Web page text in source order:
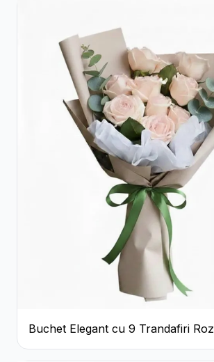
Buchet Elegant cu 9 Trandafiri Roz